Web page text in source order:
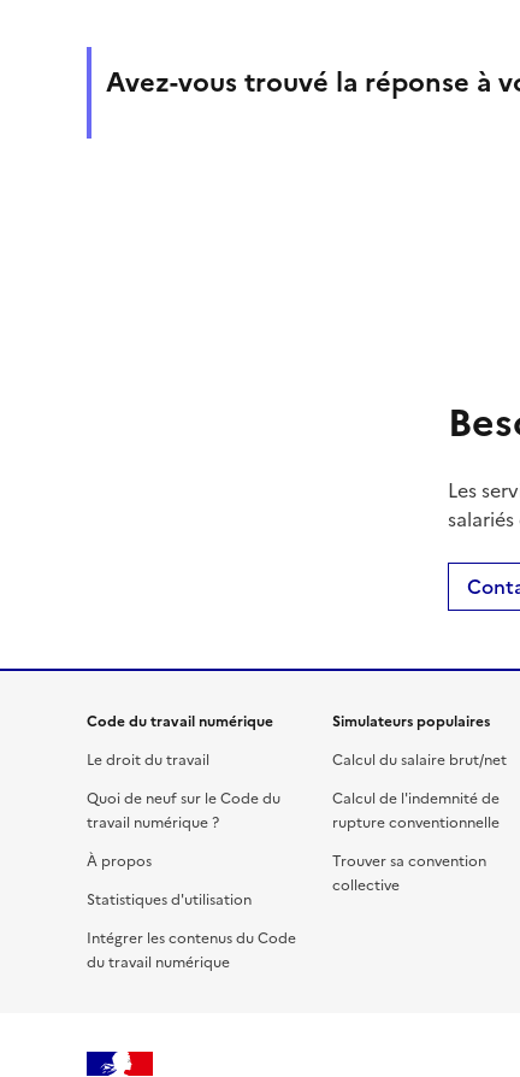
Avez-vous trouvé la réponse à
Les
Code du travail numérique
Le droit du travail
Quoi de neuf sur le Code du
travail numérique ?
À propos
Statistiques d'utilisation
Intégrer les contenus du Code
du travail numérique
Simulateurs populaires
Calcul du salaire brut/net
Calcul de l'indemnité de
rupture conventionnelle
Trouver sa convention
collective